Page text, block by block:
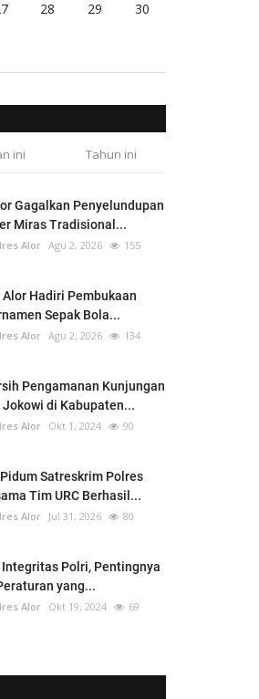
28 29 30
ini Tahun ini
Gagalkan Penyelundupan
Miras Tradisional...
Alor Agu 2, 2026 155
Alor Hadiri Pembukaan
Sepak Bola...
Alor Agu 2, 2026 134
Pengamanan Kunjungan
Jokowi di Kabupaten...
Alor Okt 1, 2024 90
Satreskrim Polres
Tim URC Berhasil...
Alor Jul 31, 2026 80
Polri, Pentingnya
yang...
Alor Okt 19, 2024 69